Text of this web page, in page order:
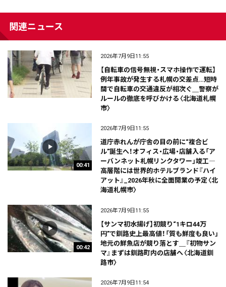
関連ニュース
2026年7月9日11:55
【自転車の信号無視・スマホ操作で運転】
例年事故が発生する札幌の交差点…短時
間で自転車の交通違反が相次ぐ＿警察が
ルールの徹底を呼びかける〈北海道札幌
市〉
00:41
2026年7月9日11:55
道庁赤れんが庁舎の目の前に“複合ビ
ル”誕生へ！オフィス・広場・店舗入る「ア
ーバンネット札幌リンクタワー」竣工―
高層階には世界的ホテルブランド『ハイ
アット』_2026年秋に全面開業の予定〈北
海道札幌市〉
00:42
2026年7月9日11:55
【サンマ初水揚げ】初競り“1キロ44万
円”で釧路史上最高値！「質も鮮度も良い」
地元の鮮魚店が競り落とす＿『初物サン
マ』まずは釧路町内の店舗へ〈北海道釧
路市〉
2026年7月9日11:54